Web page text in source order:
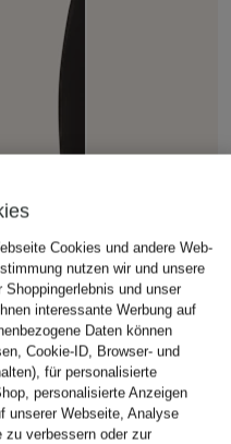
Cookies und andere Web-
nutzen wir und unsere
und unser
interessante Werbung auf
Daten können
Cookie-ID, Browser- und
für personalisierte
personalisierte Anzeigen
unserer Webseite, Analyse
verbessern oder zur